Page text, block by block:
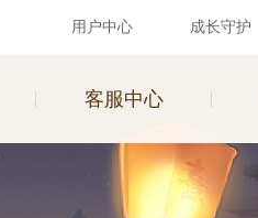
用户中心 成长守护
宫廷计手游
客服中心